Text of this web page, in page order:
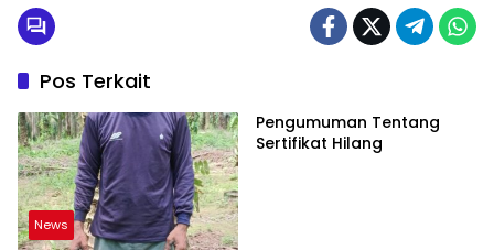
Pos Terkait
News
Pengumuman Tentang
Sertifikat Hilang